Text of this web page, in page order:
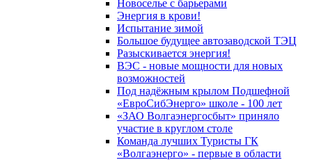
Новоселье с барьерами
Энергия в крови!
Испытание зимой
Большое будущее автозаводской ТЭЦ
Разыскивается энергия!
ВЭС - новые мощности для новых
возможностей
Под надёжным крылом Подшефной
«ЕвроСибЭнерго» школе - 100 лет
«ЗАО Волгаэнергосбыт» приняло
участие в круглом столе
Команда лучших Туристы ГК
«Волгаэнерго» - первые в области